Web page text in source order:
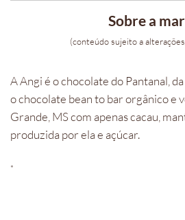
Sobre a
(conteúdo sujeito a
A Angi é o chocolate do Pantanal,
o chocolate bean to bar orgânico e
Grande, MS com apenas cacau,
produzida por ela e açúcar.
*